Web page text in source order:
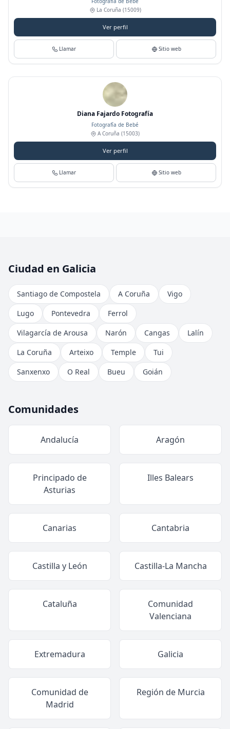
La Coruña (15009)
Ver perfil
Llamar Sitio web
Diana Fajardo Fotografía
Fotografía de Bebé
A Coruña (15003)
Ver perfil
Llamar Sitio web
Ciudad en Galicia
Santiago de Compostela A Coruña
Vigo
Lugo
Pontevedra
Ferrol
Vilagarcía de Arousa
Narón Cangas
Lalín
La Coruña
Arteixo Temple
Tui
Sanxenxo
O Real Bueu Goián
Comunidades
Andalucía Aragón
Principado de
Asturias
Illes Balears
Canarias Cantabria
Castilla y León Castilla-La Mancha
Cataluña
Comunidad
Valenciana
Extremadura Galicia
Comunidad de
Madrid
Región de Murcia